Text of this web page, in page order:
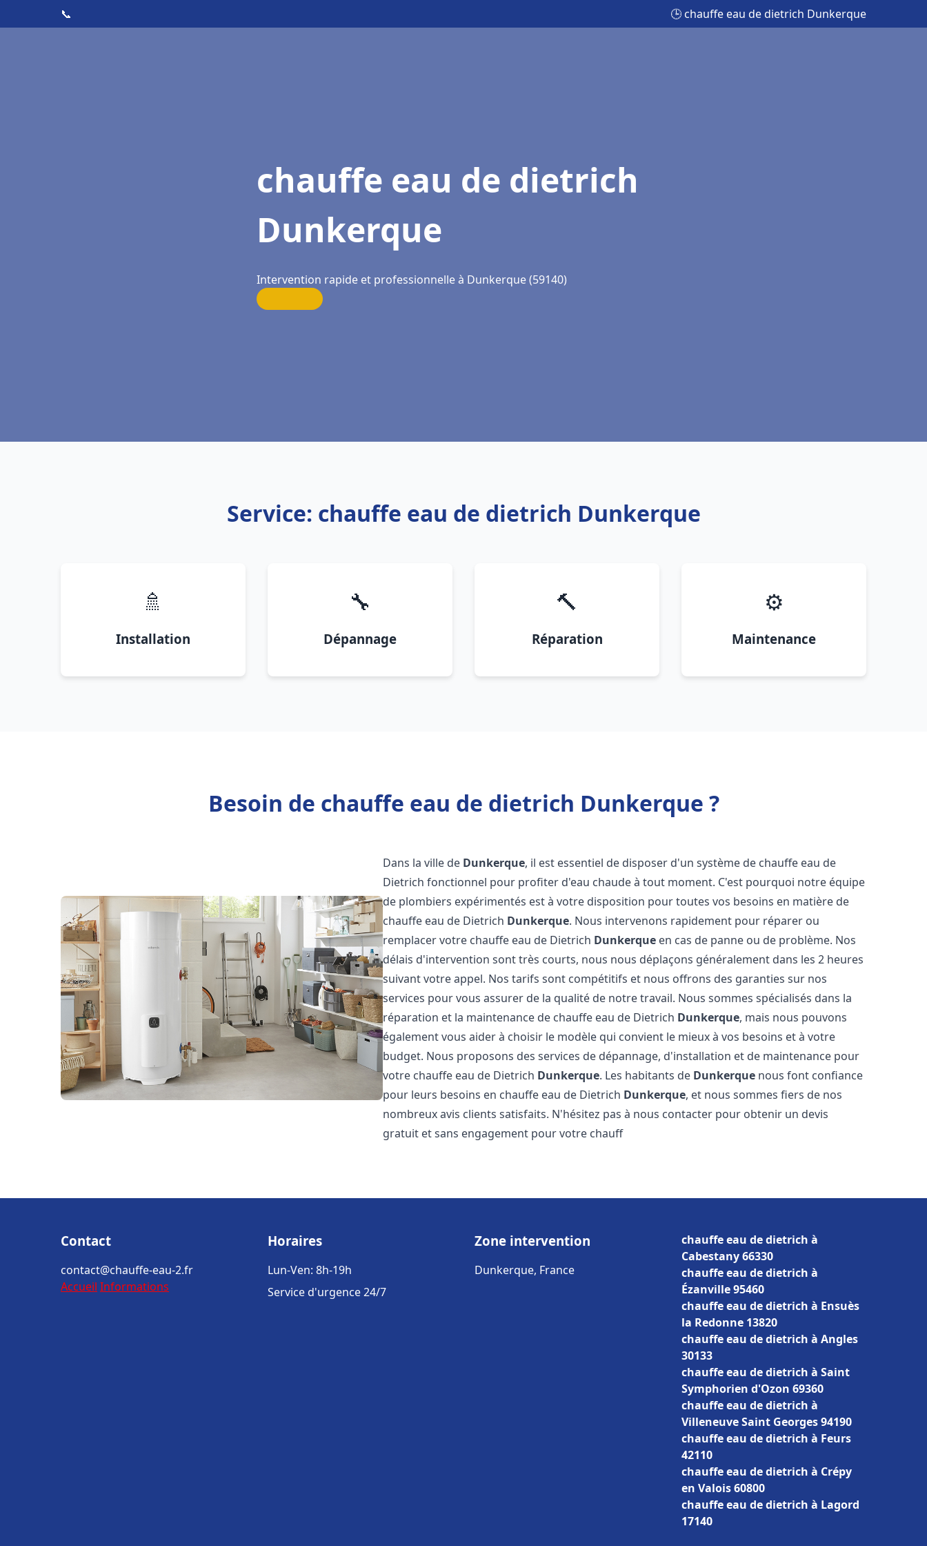
📞 🕒 chauffe eau de dietrich Dunkerque
chauffe eau de dietrich
Dunkerque
Intervention rapide et professionnelle à Dunkerque (59140)
Service: chauffe eau de dietrich Dunkerque
🚿
Installation
🔧
Dépannage
🔨
Réparation
⚙️
Maintenance
Besoin de chauffe eau de dietrich Dunkerque ?
Dans la ville de Dunkerque, il est essentiel de disposer d'un système de chauffe eau de
Dietrich fonctionnel pour profiter d'eau chaude à tout moment. C'est pourquoi notre équipe
de plombiers expérimentés est à votre disposition pour toutes vos besoins en matière de
chauffe eau de Dietrich Dunkerque. Nous intervenons rapidement pour réparer ou
remplacer votre chauffe eau de Dietrich Dunkerque en cas de panne ou de problème. Nos
délais d'intervention sont très courts, nous nous déplaçons généralement dans les 2 heures
suivant votre appel. Nos tarifs sont compétitifs et nous offrons des garanties sur nos
services pour vous assurer de la qualité de notre travail. Nous sommes spécialisés dans la
réparation et la maintenance de chauffe eau de Dietrich Dunkerque, mais nous pouvons
également vous aider à choisir le modèle qui convient le mieux à vos besoins et à votre
budget. Nous proposons des services de dépannage, d'installation et de maintenance pour
votre chauffe eau de Dietrich Dunkerque. Les habitants de Dunkerque nous font confiance
pour leurs besoins en chauffe eau de Dietrich Dunkerque, et nous sommes fiers de nos
nombreux avis clients satisfaits. N'hésitez pas à nous contacter pour obtenir un devis
gratuit et sans engagement pour votre chauff
Contact
contact@chauffe-eau-2.fr
Accueil Informations
Horaires
Lun-Ven: 8h-19h
Service d'urgence 24/7
Zone intervention
Dunkerque, France
chauffe eau de dietrich à
Cabestany 66330
chauffe eau de dietrich à
Ézanville 95460
chauffe eau de dietrich à Ensuès
la Redonne 13820
chauffe eau de dietrich à Angles
30133
chauffe eau de dietrich à Saint
Symphorien d'Ozon 69360
chauffe eau de dietrich à
Villeneuve Saint Georges 94190
chauffe eau de dietrich à Feurs
42110
chauffe eau de dietrich à Crépy
en Valois 60800
chauffe eau de dietrich à Lagord
17140